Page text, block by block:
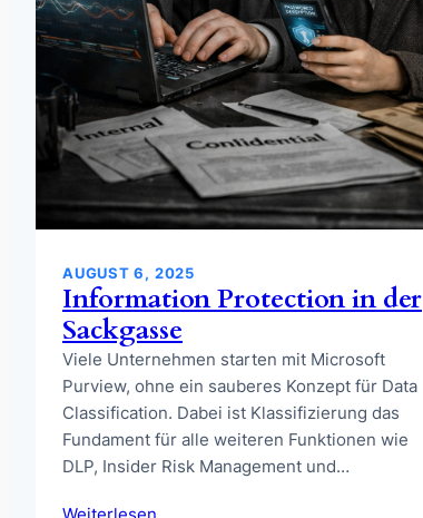
AUGUST 6, 2025
Information Protection in der
Sackgasse
Viele Unternehmen starten mit Microsoft
Purview, ohne ein sauberes Konzept für Data
Classification. Dabei ist Klassifizierung das
Fundament für alle weiteren Funktionen wie
DLP, Insider Risk Management und…